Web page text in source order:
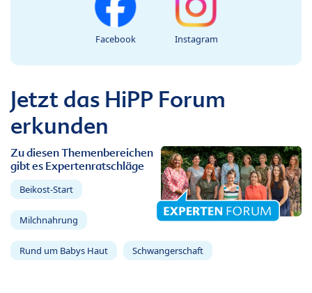
Facebook Instagram
Jetzt das HiPP Forum
erkunden
Zu diesen Themenbereichen
gibt es Expertenratschläge
Beikost-Start
Milchnahrung
Rund um Babys Haut Schwangerschaft